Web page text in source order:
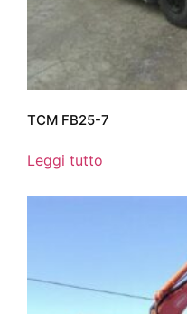
TCM FB25-7
Leggi tutto